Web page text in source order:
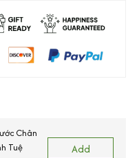
Chân
Tuệ
Add